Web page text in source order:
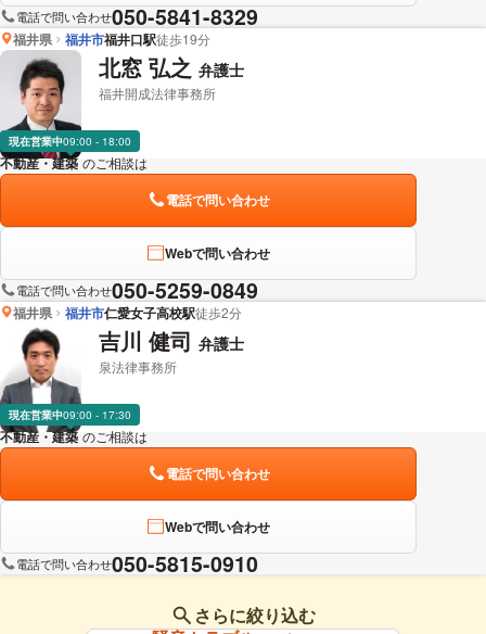
電話で問い合わせ050-5841-8329
福井県 福井市福井口駅徒歩19分
北窓 弘之 弁護士
福井開成法律事務所
現在営業中09:00 - 18:00
不動産・建築 のご相談は
電話で問い合わせ
Webで問い合わせ
電話で問い合わせ050-5259-0849
福井県 福井市仁愛女子高校駅徒歩2分
吉川 健司 弁護士
泉法律事務所
現在営業中09:00 - 17:30
不動産・建築 のご相談は
電話で問い合わせ
Webで問い合わせ
電話で問い合わせ050-5815-0910
さらに絞り込む